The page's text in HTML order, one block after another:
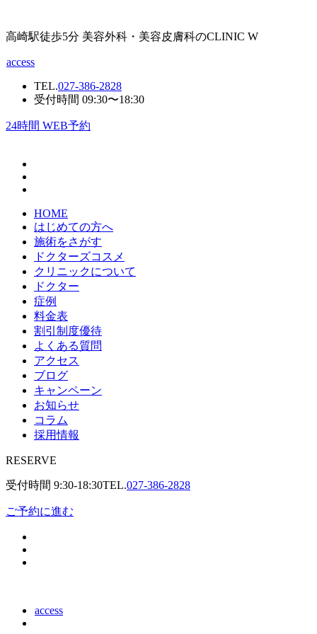
高崎駅徒歩5分 美容外科・美容皮膚科のCLINIC W
access
TEL.027-386-2828
受付時間 09:30〜18:30
24時間 WEB予約
HOME
はじめての方へ
施術をさがす
ドクターズコスメ
クリニックについて
ドクター
症例
料金表
割引制度優待
よくある質問
アクセス
ブログ
キャンペーン
お知らせ
コラム
採用情報
RESERVE
受付時間 9:30-18:30TEL.027-386-2828
ご予約に進む
access